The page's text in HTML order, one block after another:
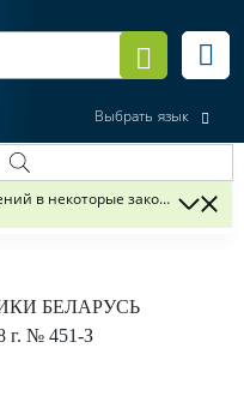
Выбрать язык
в некоторые законы
БЕЛАРУСЬ
г. № 451-З